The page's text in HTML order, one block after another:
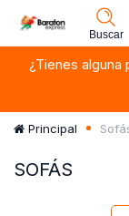
Buscar
¿Tienes
Principal
SOFÁS